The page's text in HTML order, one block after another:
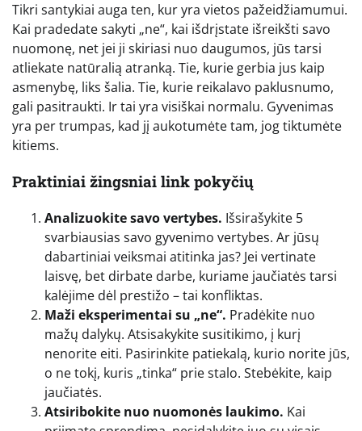
Tikri santykiai auga ten, kur yra vietos pažeidžiamumui.
Kai pradedate sakyti „ne“, kai išdrįstate išreikšti savo
nuomonę, net jei ji skiriasi nuo daugumos, jūs tarsi
atliekate natūralią atranką. Tie, kurie gerbia jus kaip
asmenybę, liks šalia. Tie, kurie reikalavo paklusnumo,
gali pasitraukti. Ir tai yra visiškai normalu. Gyvenimas
yra per trumpas, kad jį aukotumėte tam, jog tiktumėte
kitiems.
Praktiniai žingsniai link pokyčių
Analizuokite savo vertybes. Išsirašykite 5
svarbiausias savo gyvenimo vertybes. Ar jūsų
dabartiniai veiksmai atitinka jas? Jei vertinate
laisvę, bet dirbate darbe, kuriame jaučiatės tarsi
kalėjime dėl prestižo – tai konfliktas.
Maži eksperimentai su „ne“. Pradėkite nuo
mažų dalykų. Atsisakykite susitikimo, į kurį
nenorite eiti. Pasirinkite patiekalą, kurio norite jūs,
o ne tokį, kuris „tinka“ prie stalo. Stebėkite, kaip
jaučiatės.
Atsiribokite nuo nuomonės laukimo. Kai